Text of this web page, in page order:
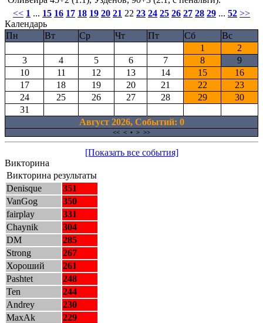
<< 1 ... 15 16 17 18 19 20 21 22 23 24 25 26 27 28 29 ... 52 >>
Календарь
Пн
Вт Ср Чт Пт Сб
Вс
1
2
3
4 5 6 7 8
9
10
11 12 13 14 15
16
17
18 19 20 21 22
23
24
25 26 27 28 29
30
31
Август 2026, Cобытий: 0
<< < • > >>
[Показать все события]
Викторина
Викторина результаты
Denisque
351
VanGog
350
fairplay
331
Chaynik
304
DM
285
Strong
267
Хороший
261
Pashtet
248
Ten
244
Andrey
230
MaxAk
229